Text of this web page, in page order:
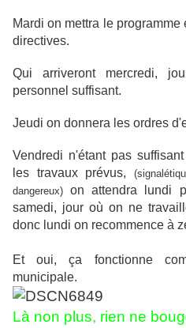
Mardi on mettra le
directives.
Qui arriveront mercredi,
personnel suffisant.
Jeudi on donnera les ordres
Vendredi n'étant pas
les travaux prévus,
dangereux) on attendra lundi
samedi, jour où on ne
donc lundi on recommence à
Et oui, ça fonctionne
municipale.
Là non plus, rien ne